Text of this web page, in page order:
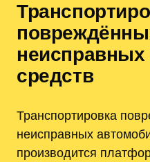
средств
Транспортировка
неисправных
производится